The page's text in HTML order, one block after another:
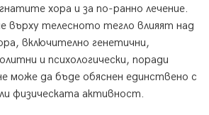
хора и за по-ранно лечение.
върху телесното тегло влияят над
включително генетични,
и психологически, поради
може да бъде обяснен единствено с
физическата активност.